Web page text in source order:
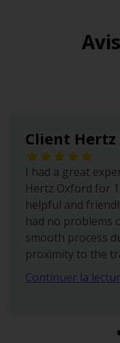
Client Hertz
I had a great
Hertz Oxford for
helpful and
had no problems
smooth process
proximity to the
again for sure.
Continuer la